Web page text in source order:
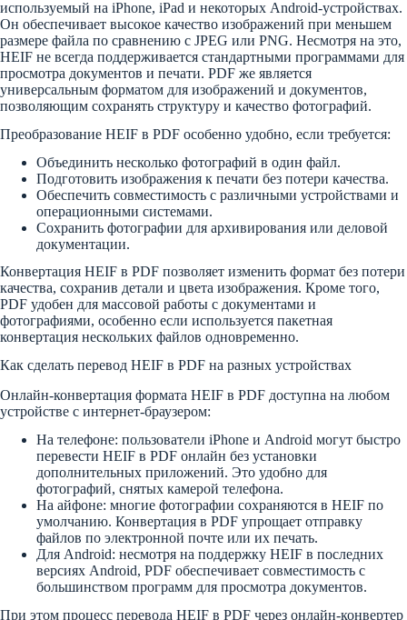
используемый на iPhone, iPad и некоторых Android-устройствах.
Он обеспечивает высокое качество изображений при меньшем
размере файла по сравнению с JPEG или PNG. Несмотря на это,
HEIF не всегда поддерживается стандартными программами для
просмотра документов и печати. PDF же является
универсальным форматом для изображений и документов,
позволяющим сохранять структуру и качество фотографий.
Преобразование HEIF в PDF особенно удобно, если требуется:
Объединить несколько фотографий в один файл.
Подготовить изображения к печати без потери качества.
Обеспечить совместимость с различными устройствами и
операционными системами.
Сохранить фотографии для архивирования или деловой
документации.
Конвертация HEIF в PDF позволяет изменить формат без потери
качества, сохранив детали и цвета изображения. Кроме того,
PDF удобен для массовой работы с документами и
фотографиями, особенно если используется пакетная
конвертация нескольких файлов одновременно.
Как сделать перевод HEIF в PDF на разных устройствах
Онлайн-конвертация формата HEIF в PDF доступна на любом
устройстве с интернет-браузером:
На телефоне: пользователи iPhone и Android могут быстро
перевести HEIF в PDF онлайн без установки
дополнительных приложений. Это удобно для
фотографий, снятых камерой телефона.
На айфоне: многие фотографии сохраняются в HEIF по
умолчанию. Конвертация в PDF упрощает отправку
файлов по электронной почте или их печать.
Для Android: несмотря на поддержку HEIF в последних
версиях Android, PDF обеспечивает совместимость с
большинством программ для просмотра документов.
При этом процесс перевода HEIF в PDF через онлайн-конвертер